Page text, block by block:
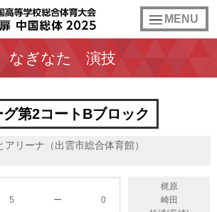
toggle
navigation
MENU
なぎなた 演技
第2コートBブロック
リーナ（出雲市総合体育館）
5 ー 0
梶原
崎田